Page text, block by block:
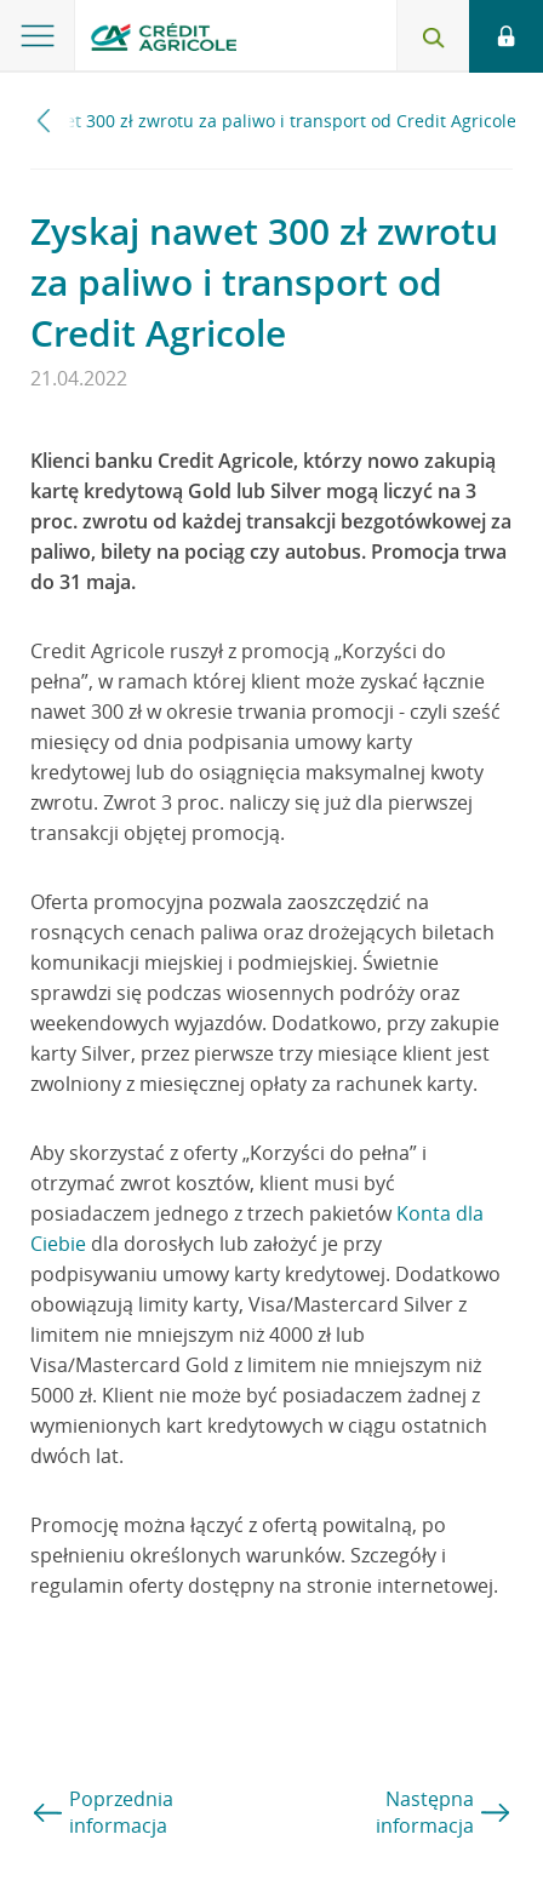
nawet 300 zł zwrotu za paliwo i transport od Credit Agricole
Zyskaj nawet 300 zł zwrotu
za paliwo i transport od
Credit Agricole
21.04.2022
Klienci banku Credit Agricole, którzy nowo zakupią
kartę kredytową Gold lub Silver mogą liczyć na 3
proc. zwrotu od każdej transakcji bezgotówkowej za
paliwo, bilety na pociąg czy autobus. Promocja trwa
do 31 maja.
Credit Agricole ruszył z promocją „Korzyści do
pełna”, w ramach której klient może zyskać łącznie
nawet 300 zł w okresie trwania promocji - czyli sześć
miesięcy od dnia podpisania umowy karty
kredytowej lub do osiągnięcia maksymalnej kwoty
zwrotu. Zwrot 3 proc. naliczy się już dla pierwszej
transakcji objętej promocją.
Oferta promocyjna pozwala zaoszczędzić na
rosnących cenach paliwa oraz drożejących biletach
komunikacji miejskiej i podmiejskiej. Świetnie
sprawdzi się podczas wiosennych podróży oraz
weekendowych wyjazdów. Dodatkowo, przy zakupie
karty Silver, przez pierwsze trzy miesiące klient jest
zwolniony z miesięcznej opłaty za rachunek karty.
Aby skorzystać z oferty „Korzyści do pełna” i
otrzymać zwrot kosztów, klient musi być
posiadaczem jednego z trzech pakietówKonta dla
Ciebiedla dorosłych lub założyć je przy
podpisywaniu umowy karty kredytowej. Dodatkowo
obowiązują limity karty, Visa/Mastercard Silver z
limitem nie mniejszym niż 4000 zł lub
Visa/Mastercard Gold z limitem nie mniejszym niż
5000 zł. Klient nie może być posiadaczem żadnej z
wymienionych kart kredytowych w ciągu ostatnich
dwóch lat.
Promocję można łączyć z ofertą powitalną, po
spełnieniu określonych warunków. Szczegóły i
regulamin oferty dostępny na stronie internetowej.
Poprzednia
informacja
Następna
informacja